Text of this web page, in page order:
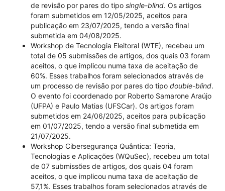
de revisão por pares do tipo single-blind. Os artigos
foram submetidos em 12/05/2025, aceitos para
publicação em 23/07/2025, tendo a versão final
submetida em 04/08/2025.
Workshop de Tecnologia Eleitoral (WTE), recebeu um
total de 05 submissões de artigos, dos quais 03 foram
aceitos, o que implicou numa taxa de aceitação de
60%. Esses trabalhos foram selecionados através de
um processo de revisão por pares do tipo double-blind.
O evento foi coordenado por Roberto Samarone Araújo
(UFPA) e Paulo Matias (UFSCar). Os artigos foram
submetidos em 24/06/2025, aceitos para publicação
em 01/07/2025, tendo a versão final submetida em
21/07/2025.
Workshop Cibersegurança Quântica: Teoria,
Tecnologias e Aplicações (WQuSec), recebeu um total
de 07 submissões de artigos, dos quais 04 foram
aceitos, o que implicou numa taxa de aceitação de
57,1%. Esses trabalhos foram selecionados através de